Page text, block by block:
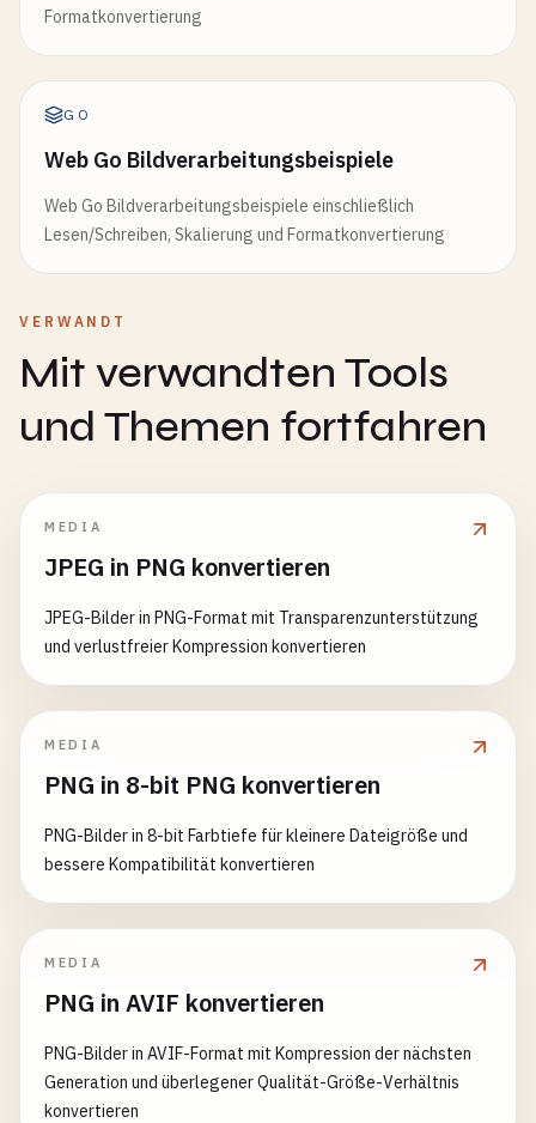
Formatkonvertierung
GO
Web Go Bildverarbeitungsbeispiele
Web Go Bildverarbeitungsbeispiele einschließlich
Lesen/Schreiben, Skalierung und Formatkonvertierung
VERWANDT
Mit verwandten Tools
und Themen fortfahren
MEDIA
JPEG in PNG konvertieren
JPEG-Bilder in PNG-Format mit Transparenzunterstützung
und verlustfreier Kompression konvertieren
MEDIA
PNG in 8-bit PNG konvertieren
PNG-Bilder in 8-bit Farbtiefe für kleinere Dateigröße und
bessere Kompatibilität konvertieren
MEDIA
PNG in AVIF konvertieren
PNG-Bilder in AVIF-Format mit Kompression der nächsten
Generation und überlegener Qualität-Größe-Verhältnis
konvertieren